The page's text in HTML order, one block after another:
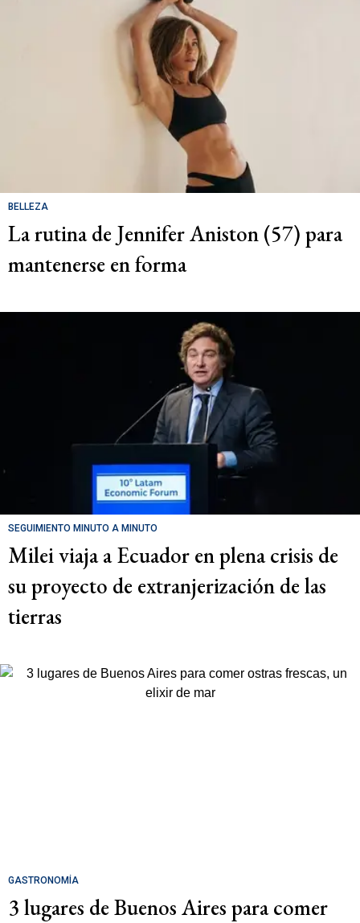
BELLEZA
La rutina de Jennifer Aniston (57) para
mantenerse en forma
SEGUIMIENTO MINUTO A MINUTO
Milei viaja a Ecuador en plena crisis de
su proyecto de extranjerización de las
tierras
GASTRONOMÍA
3 lugares de Buenos Aires para comer